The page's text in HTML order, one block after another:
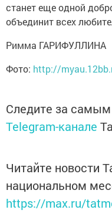
станет еще одной
объединит всех
Римма ГАРИФУЛЛИНА
Фото: http://
Следите за
Telegram-канале
Читайте новости
национальном
https://max.ru/